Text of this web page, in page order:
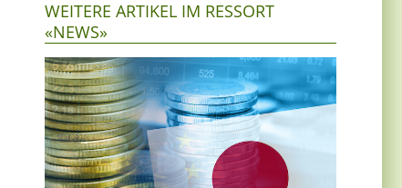
WEITERE ARTIKEL IM RESSORT
«NEWS»